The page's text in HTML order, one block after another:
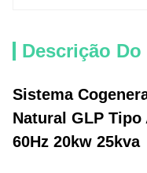
Descrição
Sistema
Natural GLP
60Hz 20kw 25kva